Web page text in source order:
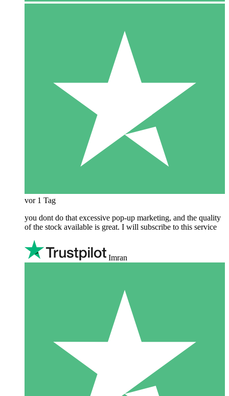
vor 1 Tag
you dont do that excessive pop-up marketing, and the quality
of the stock available is great. I will subscribe to this service
Imran